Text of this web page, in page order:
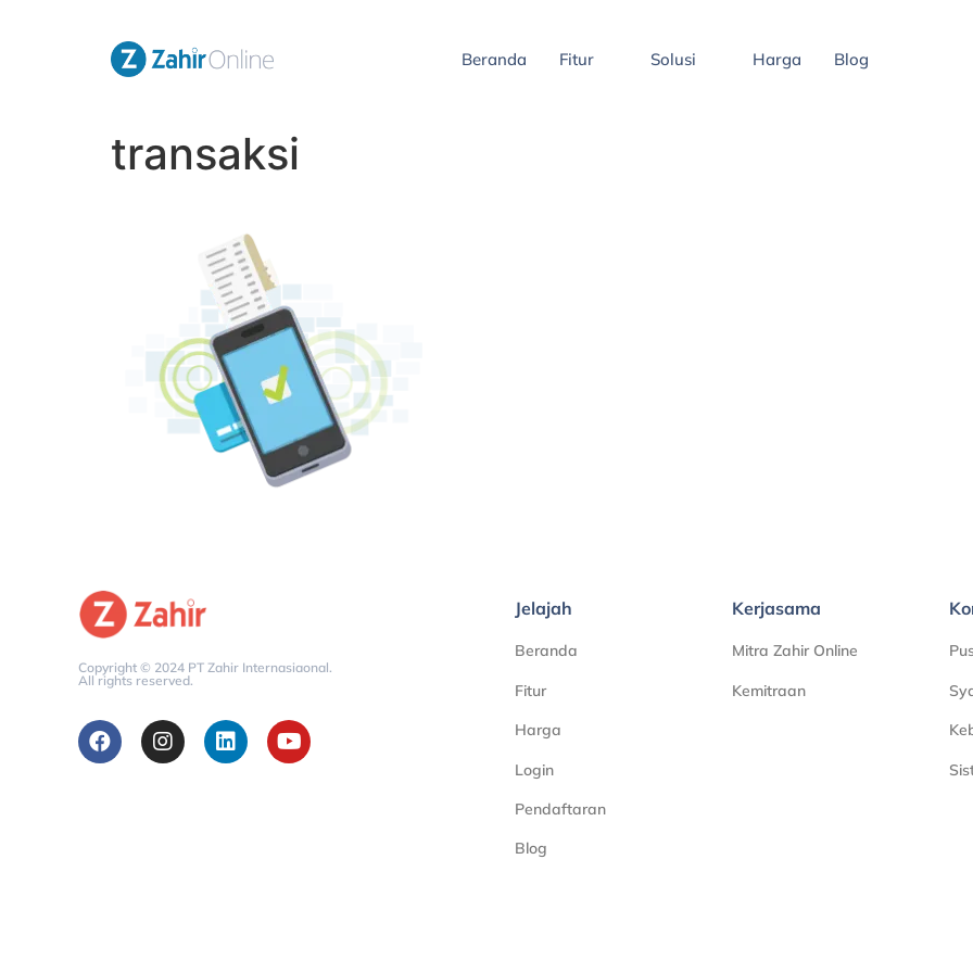
Beranda Fitur Solusi Harga Blog
transaksi
Copyright © 2024 PT Zahir Internasiaonal.
All rights reserved.
Jelajah
Beranda
Fitur
Harga
Login
Pendaftaran
Blog
Kerjasama
Mitra Zahir Online
Kemitraan